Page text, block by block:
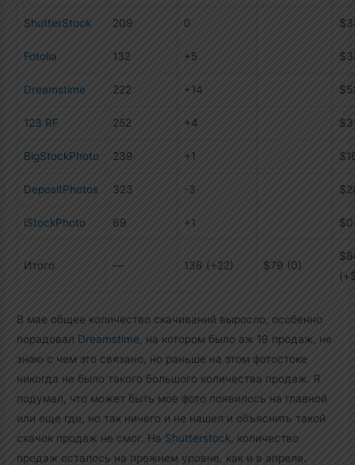
ShutterStock 209 0
Fotolia 132 +5
Dreamstime 222 +14
123 RF 252 +4 $3
BigStockPhoto 239 +1
DepositPhotos 323 -3
iStockPhoto 69 +1 $0
Итого — 136 (+22) $79 (0)
В мае общее количество скачиваний выросло, особенно
порадовал Dreamstime , на котором было аж 19 продаж, не
знаю с чем это связано, но раньше на этом фотостоке
никогда не было такого большого количества продаж. Я
подумал, что может быть мое фото появилось на главной
или еще где, но так ничего и не нашел и объяснить такой
скачок продаж не смог. На Shutterstock , количество
продаж осталось на прежнем уровне, как и в апреле.